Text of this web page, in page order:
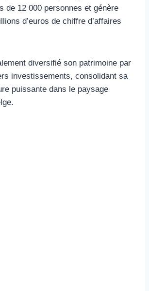
de 12 000 personnes et génère
d’euros de chiffre d’affaires
diversifié son patrimoine par
investissements, consolidant sa
puissante dans le paysage